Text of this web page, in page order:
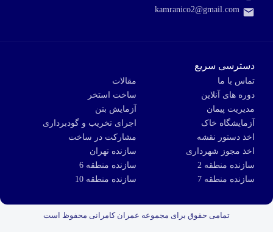
kamranico2@gmail.com
دسترسی سریع
تماس با ما
مقالات
دوره های آنلاین
ساخت استخر
مدیریت پیمان
آزمایش بتن
آزمایشگاه خاک
اجرای تخریب و گودبرداری
اخذ دستور نقشه
مشارکت در ساخت
اخذ مجوز شهرداری
سازنده تهران
سازنده منطقه 2
سازنده منطقه 6
سازنده منطقه 7
سازنده منطقه 10
تمامی حقوق برای مجموعه عمران کامرانی محفوظ است